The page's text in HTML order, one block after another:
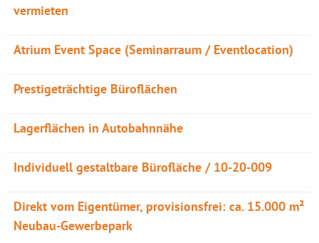
vermieten
Atrium Event Space (Seminarraum / Eventlocation)
Prestigeträchtige Büroflächen
Lagerflächen in Autobahnnähe
Individuell gestaltbare Bürofläche / 10-20-009
Direkt vom Eigentümer, provisionsfrei: ca. 15.000 m²
Neubau-Gewerbepark